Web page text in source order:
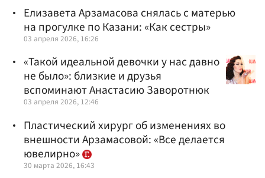
Елизавета Арзамасова снялась с матерью
на прогулке по Казани: «Как сестры»
03 апреля 2026, 16:26
«Такой идеальной девочки у нас давно
не было»: близкие и друзья
вспоминают Анастасию Заворотнюк
03 апреля 2026, 12:46
Пластический хирург об изменениях во
внешности Арзамасовой: «Все делается
ювелирно»
30 марта 2026, 16:43